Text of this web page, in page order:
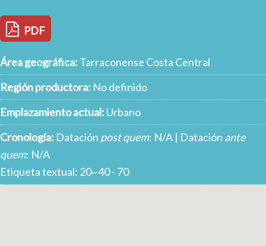
PDF
Área geográfica: Tarraconense Costa Central
Región productora: No definido
Emplazamiento actual: Urbano
Cronología: Datación post quem: N/A | Datación ante
quem: N/A
Etiqueta textual: 20~40 - 70